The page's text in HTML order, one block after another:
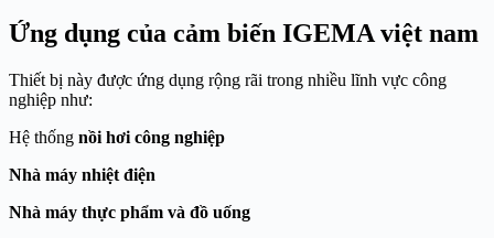
Ứng dụng của cảm biến IGEMA việt nam
Thiết bị này được ứng dụng rộng rãi trong nhiều lĩnh vực công
nghiệp như:
Hệ thống nồi hơi công nghiệp
Nhà máy nhiệt điện
Nhà máy thực phẩm và đồ uống